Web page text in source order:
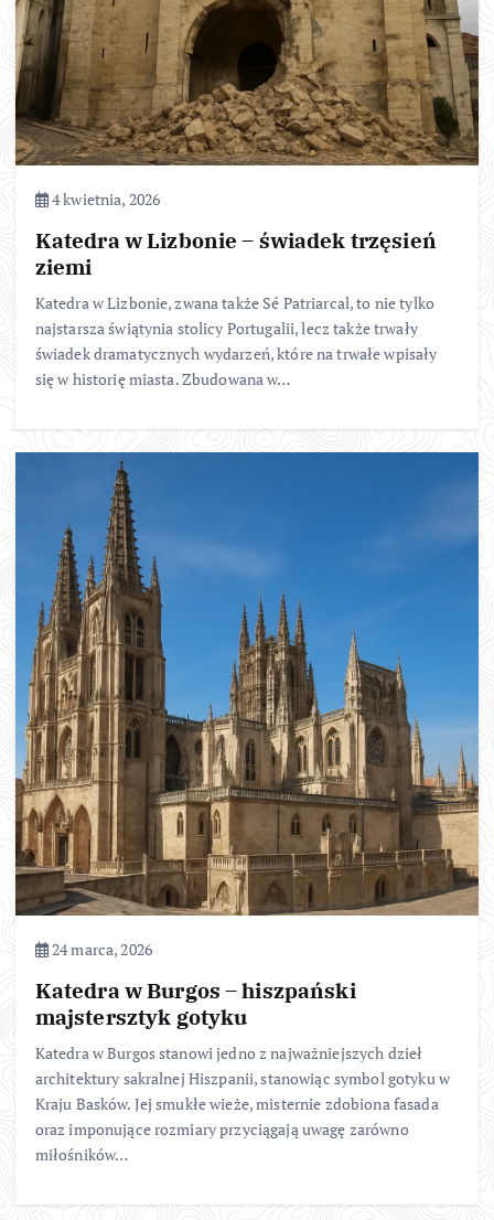
4 kwietnia, 2026
Katedra w Lizbonie – świadek trzęsień
ziemi
Katedra w Lizbonie, zwana także Sé Patriarcal, to nie tylko
najstarsza świątynia stolicy Portugalii, lecz także trwały
świadek dramatycznych wydarzeń, które na trwałe wpisały
się w historię miasta. Zbudowana w…
24 marca, 2026
Katedra w Burgos – hiszpański
majstersztyk gotyku
Katedra w Burgos stanowi jedno z najważniejszych dzieł
architektury sakralnej Hiszpanii, stanowiąc symbol gotyku w
Kraju Basków. Jej smukłe wieże, misternie zdobiona fasada
oraz imponujące rozmiary przyciągają uwagę zarówno
miłośników…